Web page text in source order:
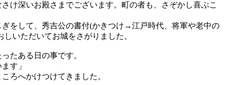
さけ深いお殿さまでございます。町の者も、さぞかし喜ぶこ
をして、秀吉公の書付(かきつけ→江戸時代、将軍や老中の
いただいてお城をさがりました。
たある日の事です。
す」
ろへかけつけてきました。